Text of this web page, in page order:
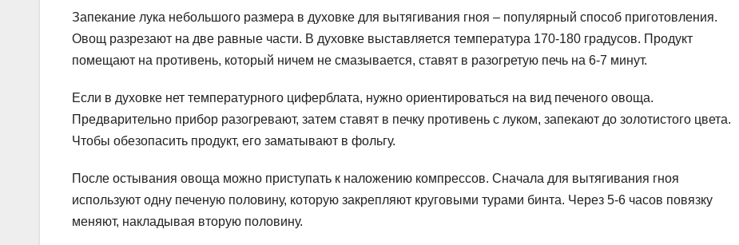
Запекание лука небольшого размера в духовке для вытягивания гноя – популярный способ приготовления.
Овощ разрезают на две равные части. В духовке выставляется температура 170-180 градусов. Продукт
помещают на противень, который ничем не смазывается, ставят в разогретую печь на 6-7 минут.
Если в духовке нет температурного циферблата, нужно ориентироваться на вид печеного овоща.
Предварительно прибор разогревают, затем ставят в печку противень с луком, запекают до золотистого цвета.
Чтобы обезопасить продукт, его заматывают в фольгу.
После остывания овоща можно приступать к наложению компрессов. Сначала для вытягивания гноя
используют одну печеную половину, которую закрепляют круговыми турами бинта. Через 5-6 часов повязку
меняют, накладывая вторую половину.